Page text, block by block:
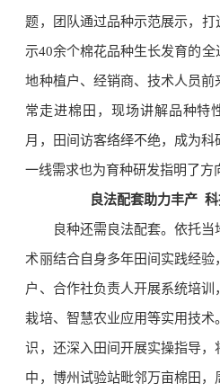
题，团队通过品种示范展示，打
示40余个棉花品种生长发育的
地种植户、经销商、技术人员
常走进棉田，现场讲解品种特
月，田间访客络绎不绝，成为科
一线需求也为育种研发指明了方
良法配套助力丰产
良种还需良法配套。依托
术丽结合自身多年田间实践经
户、合作社负责人开展系统培
栽培、智慧农业应用等实用技术
识，还深入田间开展实操指导
中，博州试验站毗邻万亩棉田